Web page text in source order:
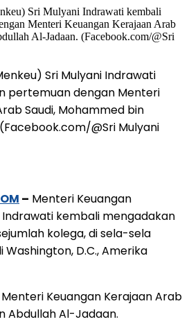
Sri Mulyani Indrawati
pertemuan dengan Menteri
Saudi, Mohammed bin
@Sri Mulyani
– Menteri Keuangan
Indrawati kembali mengadakan
kolega, di sela-sela
D.C., Amerika
Keuangan Kerajaan Arab
Abdullah Al-Jadaan.